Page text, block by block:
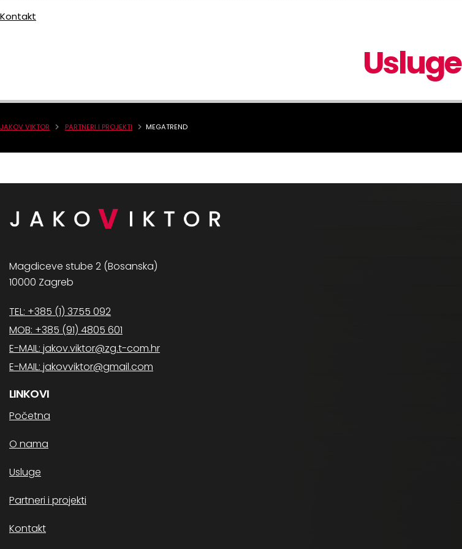
Kontakt
Usluge
JAKOV VIKTOR PARTNERI I PROJEKTI MEGATREND
Magdiceve stube 2 (Bosanska)
10000 Zagreb
TEL: +385 (1) 3755 092
MOB: +385 (91) 4805 601
E-MAIL: jakov.viktor@zg.t-com.hr
E-MAIL: jakovviktor@gmail.com
LINKOVI
Početna
O nama
Usluge
Partneri i projekti
Kontakt